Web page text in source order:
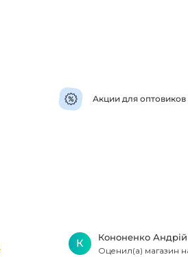
Акции для оптовиков
К
Кононенко Андрій
Оценил(а) магазин